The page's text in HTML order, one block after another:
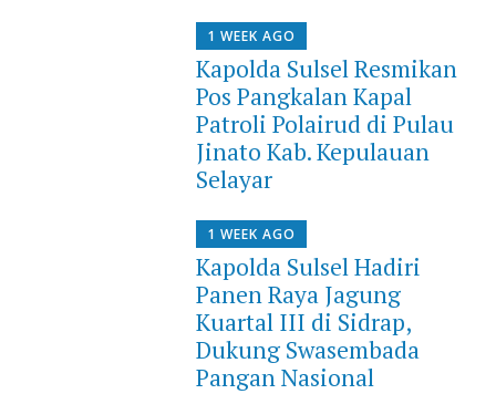
1 WEEK AGO
Kapolda Sulsel Resmikan
Pos Pangkalan Kapal
Patroli Polairud di Pulau
Jinato Kab. Kepulauan
Selayar
1 WEEK AGO
Kapolda Sulsel Hadiri
Panen Raya Jagung
Kuartal III di Sidrap,
Dukung Swasembada
Pangan Nasional